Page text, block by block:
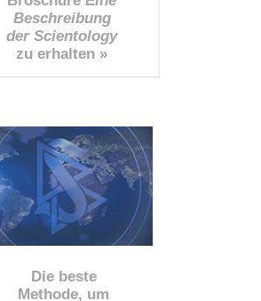
Beschreibung
der Scientology
zu erhalten »
Die beste
Methode, um